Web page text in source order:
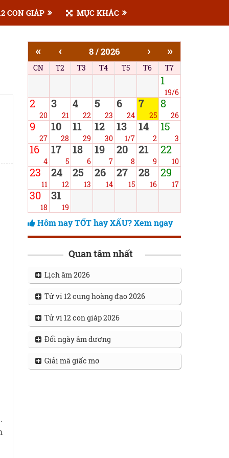
CON GIÁP MỤC KHÁC
« ‹ 8 / 2026 › »
CN T2 T3 T4 T5 T6 T7
1
19/6
2
20
3
21
4
22
5
23
6
24
7
25
8
26
9
27
10
28
11
29
12
30
13
1/7
14
2
15
3
16
4
17
5
18
6
19
7
20
8
21
9
22
10
23
11
24
12
25
13
26
14
27
15
28
16
29
17
30
18
31
19
Hôm nay TỐT hay XẤU? Xem ngay
Quan tâm nhất
Lịch âm 2026
Tử vi 12 cung hoàng đạo 2026
Tử vi 12 con giáp 2026
Đổi ngày âm dương
Giải mã giấc mơ